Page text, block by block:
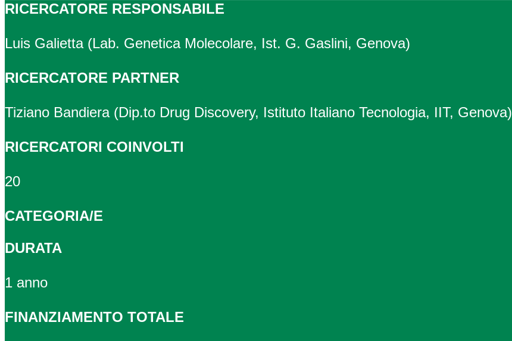
RICERCATORE RESPONSABILE
Luis Galietta (Lab. Genetica Molecolare, Ist. G. Gaslini, Genova)
RICERCATORE PARTNER
Tiziano Bandiera (Dip.to Drug Discovery, Istituto Italiano Tecnologia, IIT, Genova)
RICERCATORI COINVOLTI
20
CATEGORIA/E
DURATA
1 anno
FINANZIAMENTO TOTALE